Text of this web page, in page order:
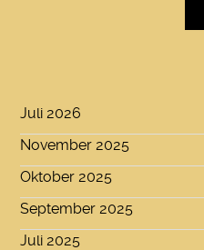
Juli 2026
November 2025
Oktober 2025
September 2025
Juli 2025